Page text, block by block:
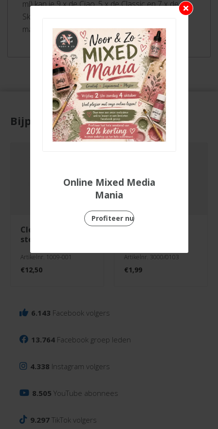
ml) kan je 9 x de Ciao, 5 x de Classic en 7 x de
Sketch navullen. Hierdoor zijn de topkwaliteit
markers uiteindelijk juist zeer voordelig!
Bijpassende producten
clean easy
stempelreinigerdoos
Artikelnr. 1009-001
€12,50
knipvel just
Artikelnr. 3000/0103
€1,99
6.143 Facebook volgers
13.764 Facebook groep leden
4.338 Instagram volgers
8.505 YouTube abonnees
9.297 TikTok volgers
Online Mixed Media
Mania
Profiteer nu